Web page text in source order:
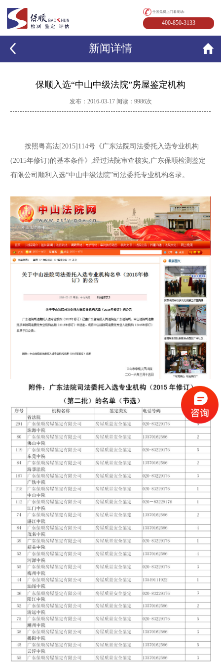
全国免费上门看现场:
400-850-3133
新闻详情
保顺入选“中山中级法院”房屋鉴定机构
发布：2016-03-17 阅读：9986次
按照粤高法[2015]114号《广东法院司法委托入选专业机构
(2015年修订)的基本条件》,经过法院审查核实,广东保顺检测鉴定
有限公司顺利入选“中山中级法院”司法委托专业机构名录。